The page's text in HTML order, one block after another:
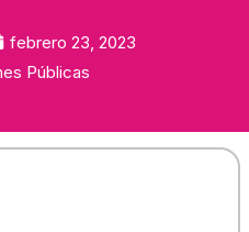
febrero 23, 2023
Públicas